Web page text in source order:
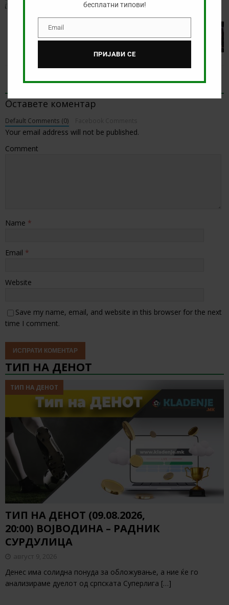
Тикет на денот е-Спорт (08.06.2026
BE THE FIRST TO COMMENT
Оставете коментар
Default Comments (0)
Your email address will not be published.
Comment
Name *
Email *
Website
Save my name, email, and website in this browser for the next
time I comment.
ТИП НА ДЕНОТ
ТИП НА ДЕНОТ
ТИП НА ДЕНОТ (09.08.2026,
20:00) ВОЈВОДИНА – РАДНИК
СУРДУЛИЦА
август 9, 2026
Денес има солидна понуда за обложување, а ние ќе го
анализираме дуелот од српската Суперлига […]
бесплатни типови!
EmailEmail
ПРИЈАВИ СЕ